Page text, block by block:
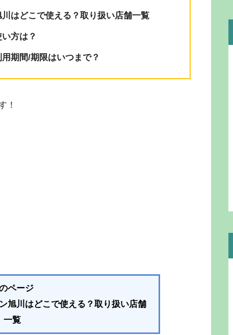
はどこで使える？取り扱い店舗一覧
方は？
期間/期限はいつまで？
！
ページ
旭川はどこで使える？取り扱い店舗
一覧